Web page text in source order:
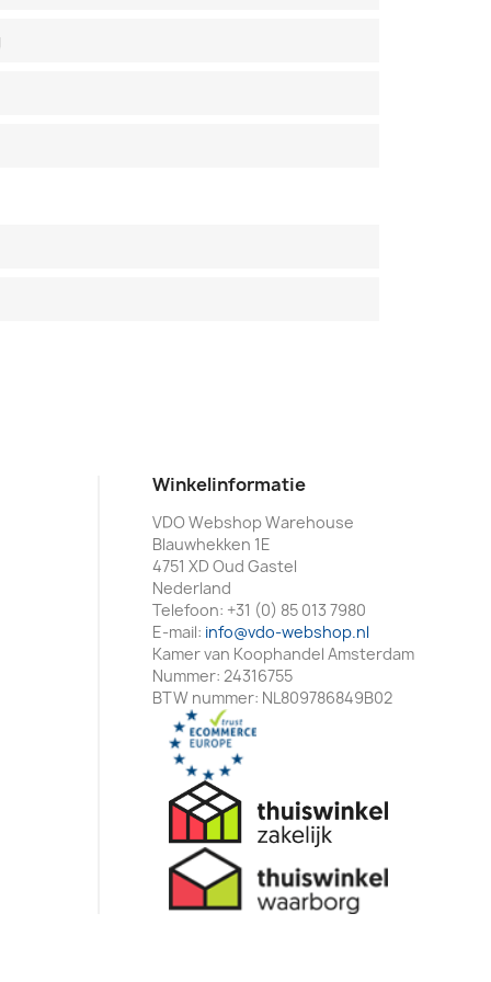
Winkelinformatie
VDO Webshop Warehouse
Blauwhekken 1E
4751 XD Oud Gastel
Nederland
Telefoon: +31 (0) 85 013 7980
E-mail: info@vdo-webshop.nl
Kamer van Koophandel Amsterdam
Nummer: 24316755
BTW nummer: NL809786849B02